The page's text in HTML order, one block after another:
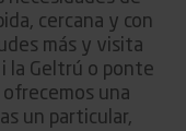
cercana y con
más y visita
la Geltrú o ponte
una
un particular,